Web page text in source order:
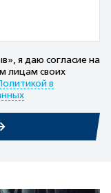
я даю согласие на
лицам своих
в